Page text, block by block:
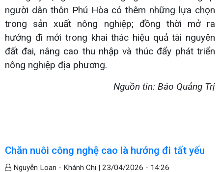
người dân thôn Phú Hòa có thêm những lựa chọn
trong sản xuất nông nghiệp; đồng thời mở ra
hướng đi mới trong khai thác hiệu quả tài nguyên
đất đai, nâng cao thu nhập và thúc đẩy phát triển
nông nghiệp địa phương.
Nguồn tin: Báo Quảng Trị
Chăn nuôi công nghệ cao là hướng đi tất yếu
Nguyễn Loan - Khánh Chi | 23/04/2026 - 14:26